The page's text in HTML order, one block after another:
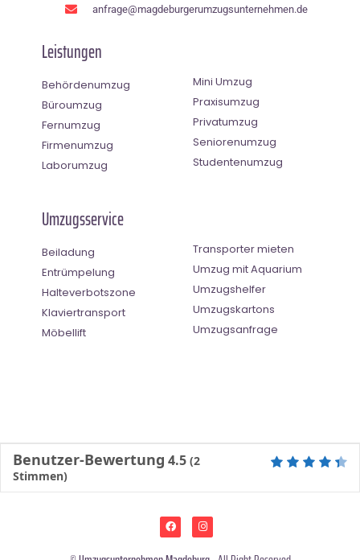
anfrage@magdeburgerumzugsunternehmen.de
Leistungen
Behördenumzug
Büroumzug
Fernumzug
Firmenumzug
Laborumzug
Mini Umzug
Praxisumzug
Privatumzug
Seniorenumzug
Studentenumzug
Umzugsservice
Beiladung
Entrümpelung
Halteverbotszone
Klaviertransport
Möbellift
Transporter mieten
Umzug mit Aquarium
Umzugshelfer
Umzugskartons
Umzugsanfrage
Benutzer-Bewertung 4.5 (2
Stimmen)